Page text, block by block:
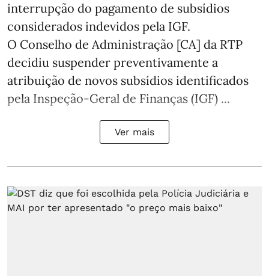
interrupção do pagamento de subsídios
considerados indevidos pela IGF.
O Conselho de Administração [CA] da RTP
decidiu suspender preventivamente a
atribuição de novos subsídios identificados
pela Inspeção-Geral de Finanças (IGF) ...
Ver mais